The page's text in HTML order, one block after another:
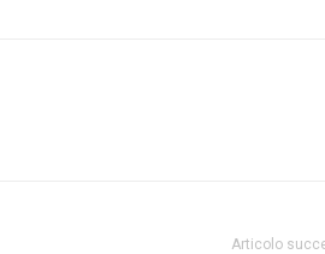
Articolo